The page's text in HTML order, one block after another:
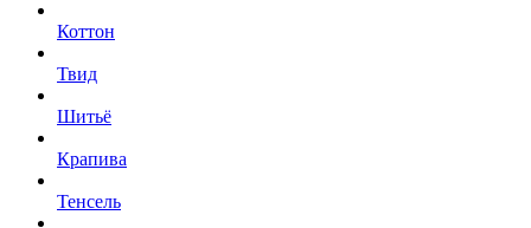
Коттон
Твид
Шитьё
Крапива
Тенсель